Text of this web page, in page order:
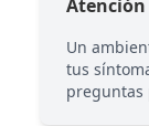
Un
tus